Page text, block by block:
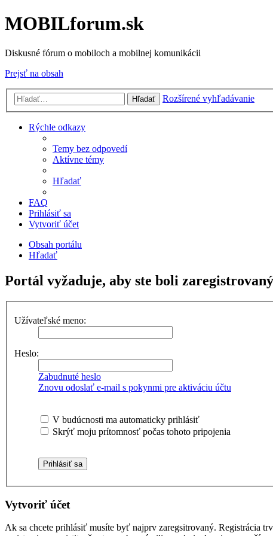
MOBILforum.sk
Diskusné fórum o mobiloch a mobilnej komunikácii
Prejsť na obsah
Hľadať Rozšírené vyhľadávanie
Rýchle odkazy
Temy bez odpovedí
Aktívne témy
Hľadať
FAQ
Prihlásiť sa
Vytvoriť účet
Obsah portálu
Hľadať
Portál vyžaduje, aby ste boli
Užívateľské meno:
Heslo:
Zabudnuté heslo
Znovu odoslať e-mail s pokynmi pre aktiváciu účtu
V budúcnosti ma automaticky prihlásiť
Skrýť moju prítomnosť počas tohoto pripojenia
Vytvoriť účet
Ak sa chcete prihlásiť musíte byť najprv zaregsitrovaný. Registrácia